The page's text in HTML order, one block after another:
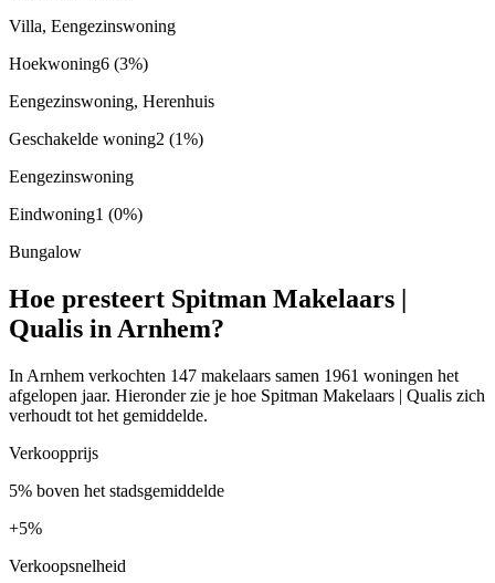
Villa, Eengezinswoning
Hoekwoning6 (3%)
Eengezinswoning, Herenhuis
Geschakelde woning2 (1%)
Eengezinswoning
Eindwoning1 (0%)
Bungalow
Hoe presteert Spitman Makelaars |
Qualis in Arnhem?
In Arnhem verkochten 147 makelaars samen 1961 woningen het
afgelopen jaar. Hieronder zie je hoe Spitman Makelaars | Qualis zich
verhoudt tot het gemiddelde.
Verkoopprijs
5% boven het stadsgemiddelde
+5%
Verkoopsnelheid